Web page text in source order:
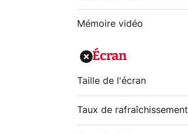
Mémoire vidéo
Écran
Taille de l'écran
Taux de rafraîchissement